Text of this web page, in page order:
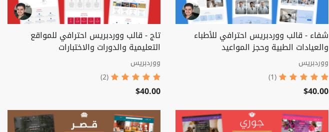
شفاء - قالب ووردبريس احترافي للأطباء
والعيادات الطبية وحجز المواعيد
ووردبريس
(1)
$40.00
تاج - قالب ووردبريس احترافي للمواقع
التعليمية والدورات والاختبارات
ووردبريس
(2)
$40.00